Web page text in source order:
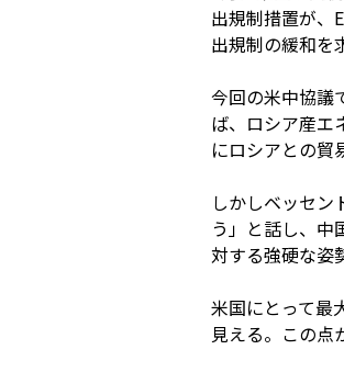
出規制措置が、
出規制の緩和を
今回の米中協議
ば、ロシア産エ
にロシアとの貿
しかしベッセン
う」と話し、
対する強硬な姿
米国にとって最
見える。この点